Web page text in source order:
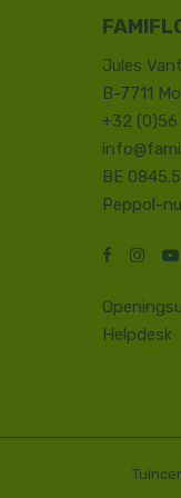
Jules
B-7711
+32
BE
Peppol-
Helpdesk